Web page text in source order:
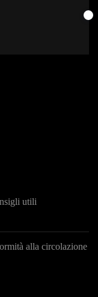
utili
alla circolazione